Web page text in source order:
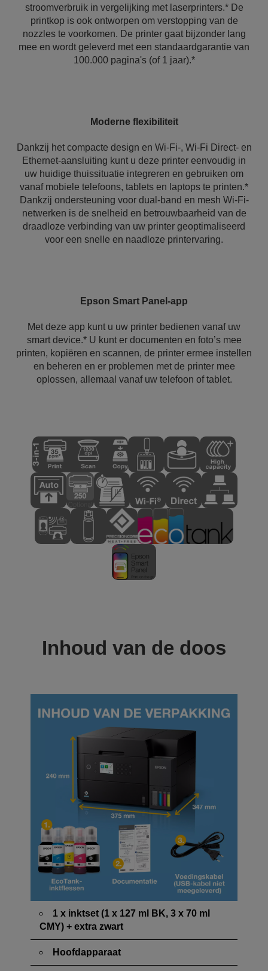
stroomverbruik in vergelijking met laserprinters.* De
printkop is ook ontworpen om verstopping van de
nozzles te voorkomen. De printer gaat bijzonder lang
mee en wordt geleverd met een standaardgarantie van
100.000 pagina's (of 1 jaar).*
Moderne flexibiliteit
Dankzij het compacte design en Wi-Fi-, Wi-Fi Direct- en
Ethernet-aansluiting kunt u deze printer eenvoudig in
uw huidige thuissituatie integreren en gebruiken om
vanaf mobiele telefoons, tablets en laptops te printen.*
Dankzij ondersteuning voor dual-band en mesh Wi-Fi-
netwerken is de snelheid en betrouwbaarheid van de
draadloze verbinding van uw printer geoptimaliseerd
voor een snelle en naadloze printervaring.
Epson Smart Panel-app
Met deze app kunt u uw printer bedienen vanaf uw
smart device.* U kunt er documenten en foto’s mee
printen, kopiëren en scannen, de printer ermee instellen
en beheren en er problemen met de printer mee
oplossen, allemaal vanaf uw telefoon of tablet.
Inhoud van de doos
1 x inktset (1 x 127 ml BK, 3 x 70 ml
CMY) + extra zwart
Hoofdapparaat